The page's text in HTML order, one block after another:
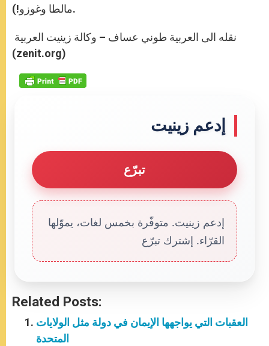
مالطا وغوزو!).
(zenit.org)
إدعم زينيت
تبرّع
إدعم زينيت. متوفّرة بخمس لغات، يموّلها
القرّاء. إشترك تبرّع
Related Posts:
العقبات التي يواجهها الإيمان في دولة مثل الولايات
المتحدة